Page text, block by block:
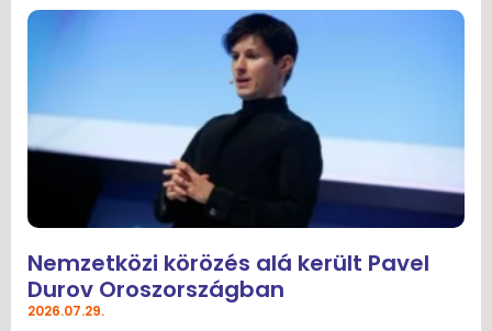
Nemzetközi körözés alá került Pavel
Durov Oroszországban
2026.07.29.